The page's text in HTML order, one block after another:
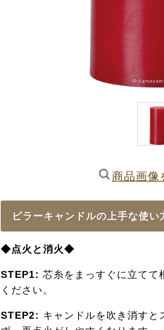
商品画像
ピラーキャンドルの上手な使
◆点火と消火◆
STEP1: 芯糸をまっすぐに立てて
ください。
STEP2: キャンドルを吹き消すと